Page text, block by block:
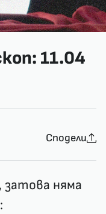
11.04
Сподели
затова няма